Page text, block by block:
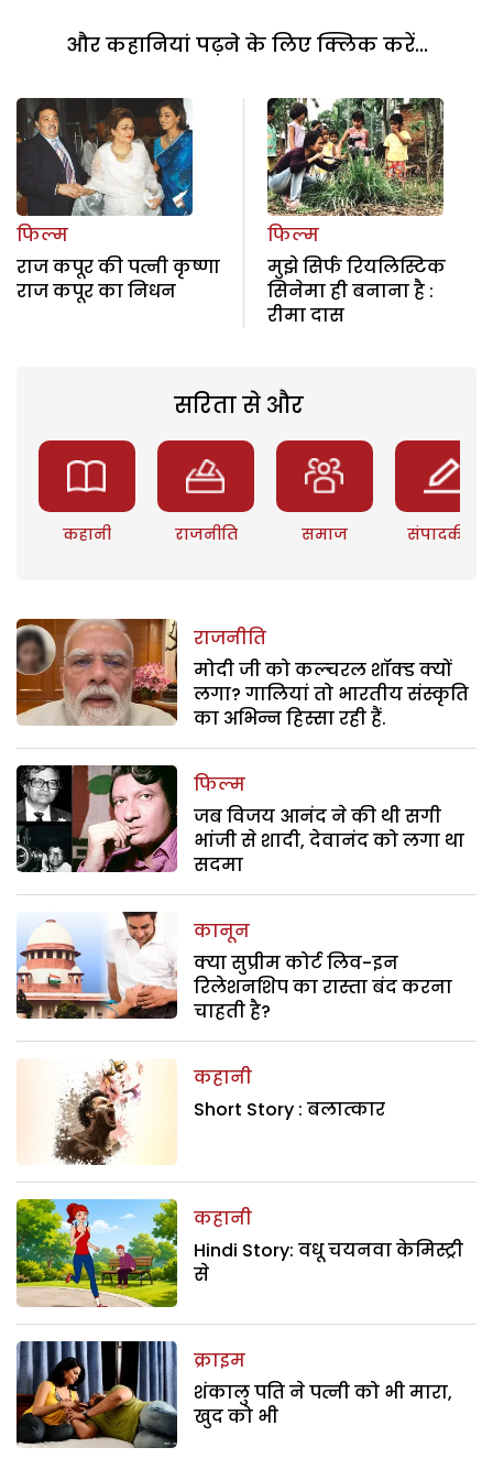
और कहानियां पढ़ने के लिए क्लिक करें...
फिल्म
राज कपूर की पत्नी कृष्णा
राज कपूर का निधन
फिल्म
मुझे सिर्फ रियलिस्टिक
सिनेमा ही बनाना है :
रीमा दास
सरिता से और
कहानी राजनीति समाज संपादकीय
राजनीति
मोदी जी को कल्चरल शॉक्ड क्यों
लगा? गालियां तो भारतीय संस्कृति
का अभिन्न हिस्सा रही हैं.
फिल्म
जब विजय आनंद ने की थी सगी
भांजी से शादी, देवानंद को लगा था
सदमा
कानून
क्या सुप्रीम कोर्ट लिव-इन
रिलेशनशिप का रास्ता बंद करना
चाहती है?
कहानी
Short Story : बलात्कार
कहानी
Hindi Story: वधू चयनवा केमिस्ट्री
से
क्राइम
शंकालु पति ने पत्नी को भी मारा,
खुद को भी